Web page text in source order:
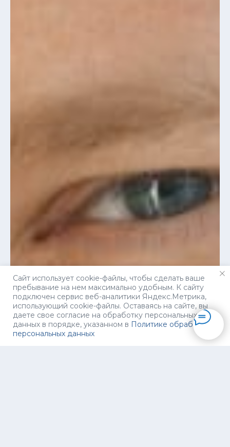
Сайт использует cookie-файлы, чтобы сделать ваше
пребывание на нем максимально удобным. К cайту
подключен сервис веб-аналитики Яндекс.Метрика,
использующий cookie-файлы. Оставаясь на сайте, вы
даете свое согласие на обработку персональных
данных в порядке, указанном в Политике обработки
персональных данных